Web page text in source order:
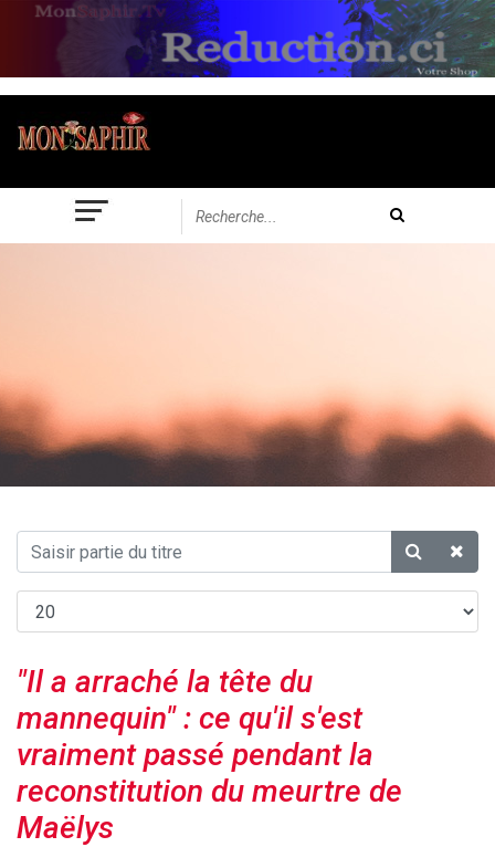
"Il a arraché la tête du
mannequin" : ce qu'il s'est
vraiment passé pendant la
reconstitution du meurtre de
Maëlys